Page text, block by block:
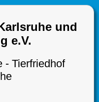
und
e.V.
- Tierfriedhof